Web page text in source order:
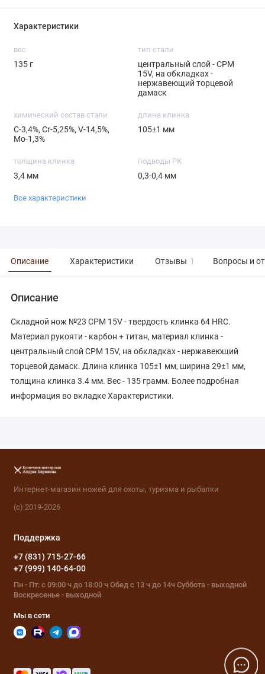
Характеристики
вес
135 г
тип стали
центральный слой - CPM
15V, на обкладках -
нержавеющий торцевой
дамаск
химический состав стали
С-3,4%, Сr-5,25%, V-14,5%,
Мо-1,3%
длина клинка
105±1 мм
толщина клинка
3,4 мм
подводы РК
0,3-0,4 мм
Все характеристики
Описание Характеристики Отзывы 1 Вопросы и
Описание
Складной нож №23 CPM 15V - твердость клинка 64 HRC.
Материал рукояти - карбон + титан, материал клинка -
центральный слой CPM 15V, на обкладках - нержавеющий
торцевой дамаск. Длина клинка 105±1 мм, ширина 29±1 мм,
толщина клинка 3.4 мм. Вес - 135 грамм. Более подробная
информация во вкладке Характеристики.
Интернет-магазин ножей для охоты, туризма и рыбалки
(с) 2019-2026
Поддержка
+7 (831) 715-27-66
+7 (999) 140-64-00
Пн - Пт: с 09:00 ч до 18:00 ч Обед с 13 ч до 14ч Суббота - выходной
Воскресенье - выходной
Мы в сети